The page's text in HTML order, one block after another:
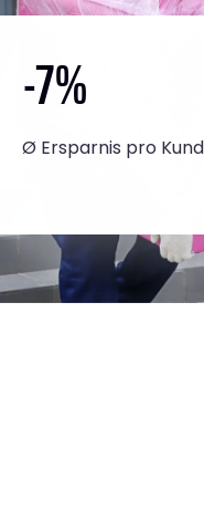
-7%
Ø Ersparnis pro